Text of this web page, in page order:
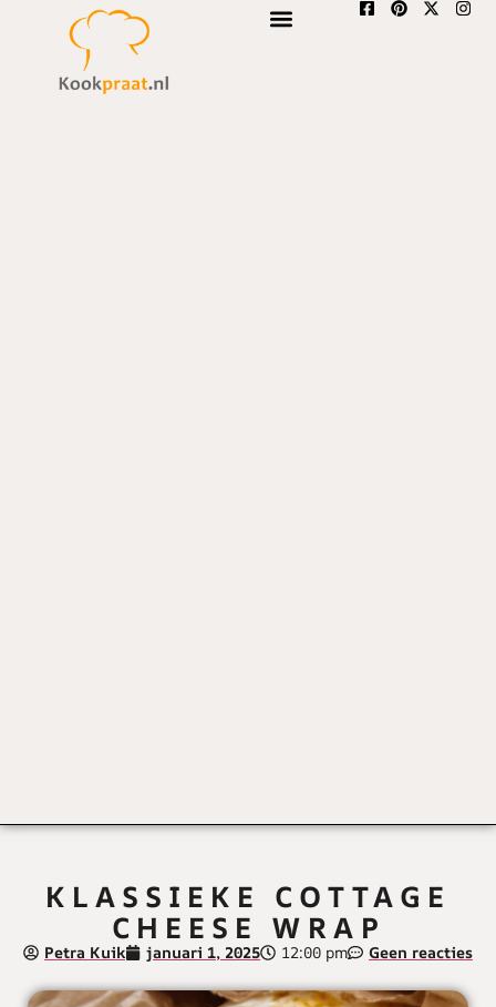
KLASSIEKE COTTAGE
CHEESE WRAP
Petra Kuik januari 1, 2025 12:00 pm Geen reacties